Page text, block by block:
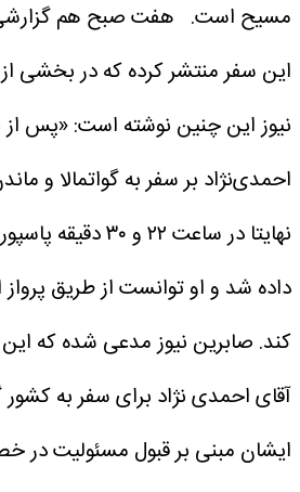
مسیح است.
این سفر منتشر کرده که در بخشی
نیوز این چنین نوشته است: «پس
احمدی‌نژاد بر سفر به گواتمالا و
نهایتا در ساعت ۲۲
داده شد و او توانست از طریق پرواز
کند. صابرین نیوز مدعی شده که
آقای احمدی نژاد برای سفر به کشور
ایشان مبنی بر قبول مسئولیت